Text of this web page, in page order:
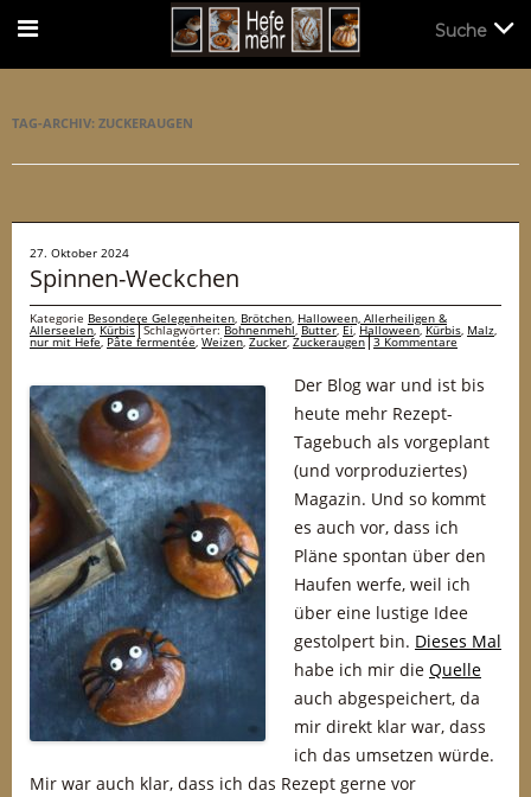
TAG-ARCHIV: ZUCKERAUGEN
27. Oktober 2024
Spinnen-Weckchen
Kategorie Besondere Gelegenheiten, Brötchen, Halloween, Allerheiligen &
Allerseelen,Kürbis Schlagwörter:Bohnenmehl,Butter,Ei, Halloween,Kürbis, Malz,
nur mit Hefe,Pâte fermentée, Weizen,Zucker,Zuckeraugen 3 Kommentare
Der Blog war und ist bis
heute mehr Rezept-
Tagebuch als vorgeplant
(und vorproduziertes)
Magazin. Und so kommt
es auch vor, dass ich
Pläne spontan über den
Haufen werfe, weil ich
über eine lustige Idee
gestolpert bin. Dieses Mal
habe ich mir die Quelle
auch abgespeichert, da
mir direkt klar war, dass
ich das umsetzen würde.
Mir war auch klar, dass ich das Rezept gerne vor
Suche
Suche